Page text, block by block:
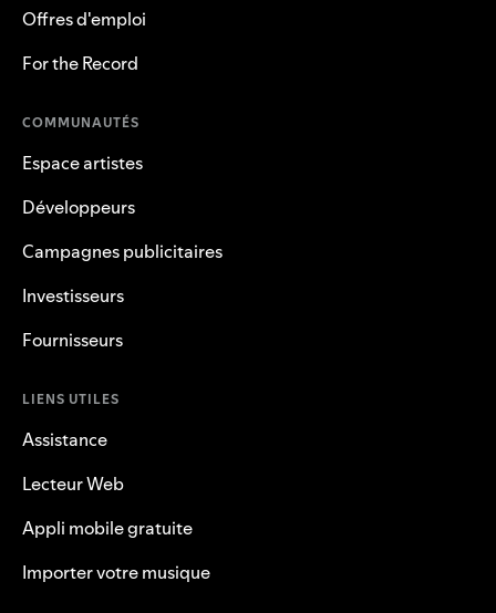
Offres d'emploi
For the Record
COMMUNAUTÉS
Espace artistes
Développeurs
Campagnes publicitaires
Investisseurs
Fournisseurs
LIENS UTILES
Assistance
Lecteur Web
Appli mobile gratuite
Importer votre musique